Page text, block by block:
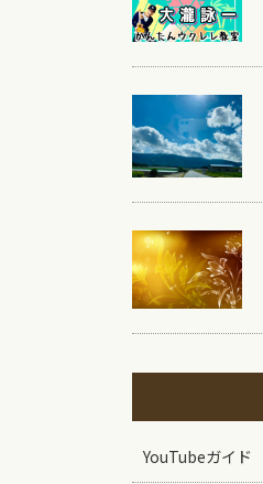
YouTubeガイド